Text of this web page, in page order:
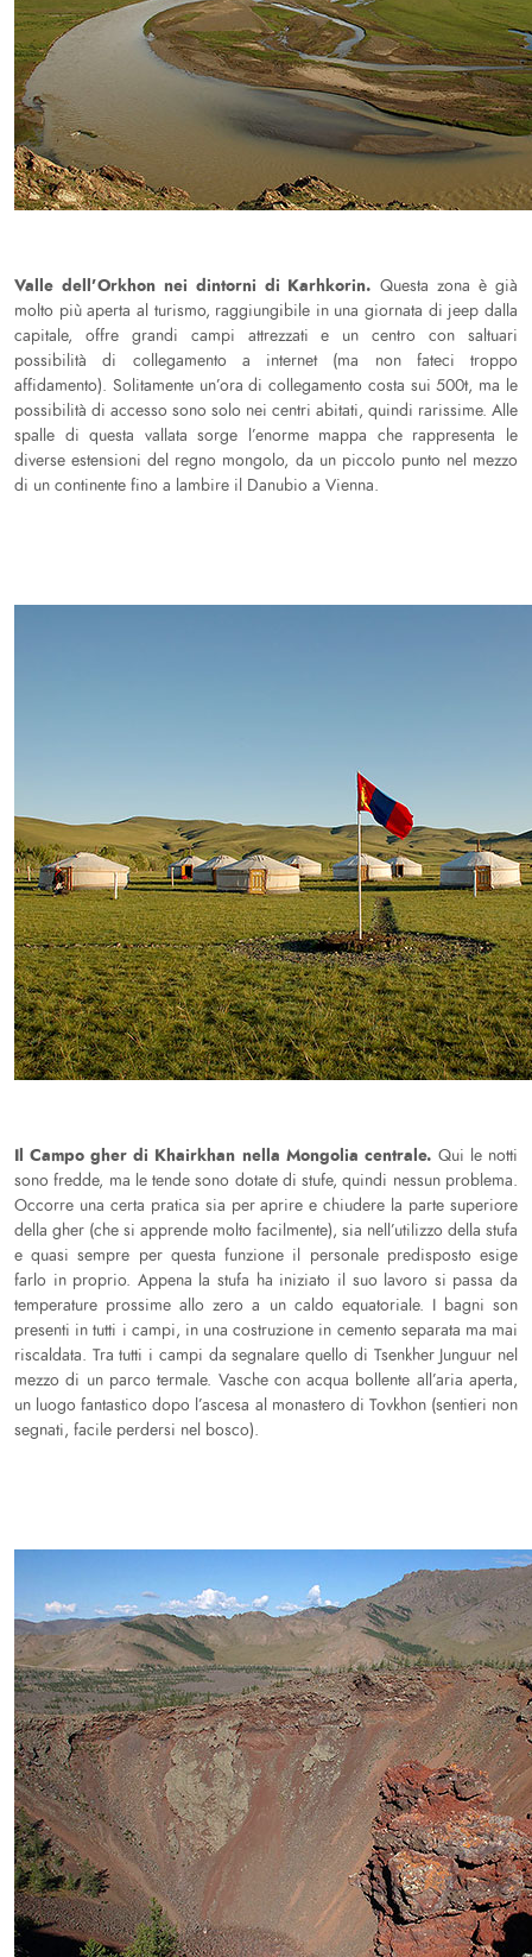
Valle dell’Orkhon nei dintorni di Karhkorin. Questa zona è già
molto più aperta al turismo, raggiungibile in una giornata di jeep dalla
capitale, offre grandi campi attrezzati e un centro con saltuari
possibilità di collegamento a internet (ma non fateci troppo
affidamento). Solitamente un’ora di collegamento costa sui 500t, ma le
possibilità di accesso sono solo nei centri abitati, quindi rarissime. Alle
spalle di questa vallata sorge l’enorme mappa che rappresenta le
diverse estensioni del regno mongolo, da un piccolo punto nel mezzo
di un continente fino a lambire il Danubio a Vienna.
Il Campo gher di Khairkhan nella Mongolia centrale. Qui le notti
sono fredde, ma le tende sono dotate di stufe, quindi nessun problema.
Occorre una certa pratica sia per aprire e chiudere la parte superiore
della gher (che si apprende molto facilmente), sia nell’utilizzo della stufa
e quasi sempre per questa funzione il personale predisposto esige
farlo in proprio. Appena la stufa ha iniziato il suo lavoro si passa da
temperature prossime allo zero a un caldo equatoriale. I bagni son
presenti in tutti i campi, in una costruzione in cemento separata ma mai
riscaldata. Tra tutti i campi da segnalare quello di Tsenkher Junguur nel
mezzo di un parco termale. Vasche con acqua bollente all’aria aperta,
un luogo fantastico dopo l’ascesa al monastero di Tovkhon (sentieri non
segnati, facile perdersi nel bosco).